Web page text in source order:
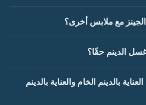
مع ملابس أخرى؟
الدينم حقًا؟
بالدينم الخام والعناية بالدينم